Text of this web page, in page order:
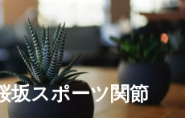
坂スポーツ関節